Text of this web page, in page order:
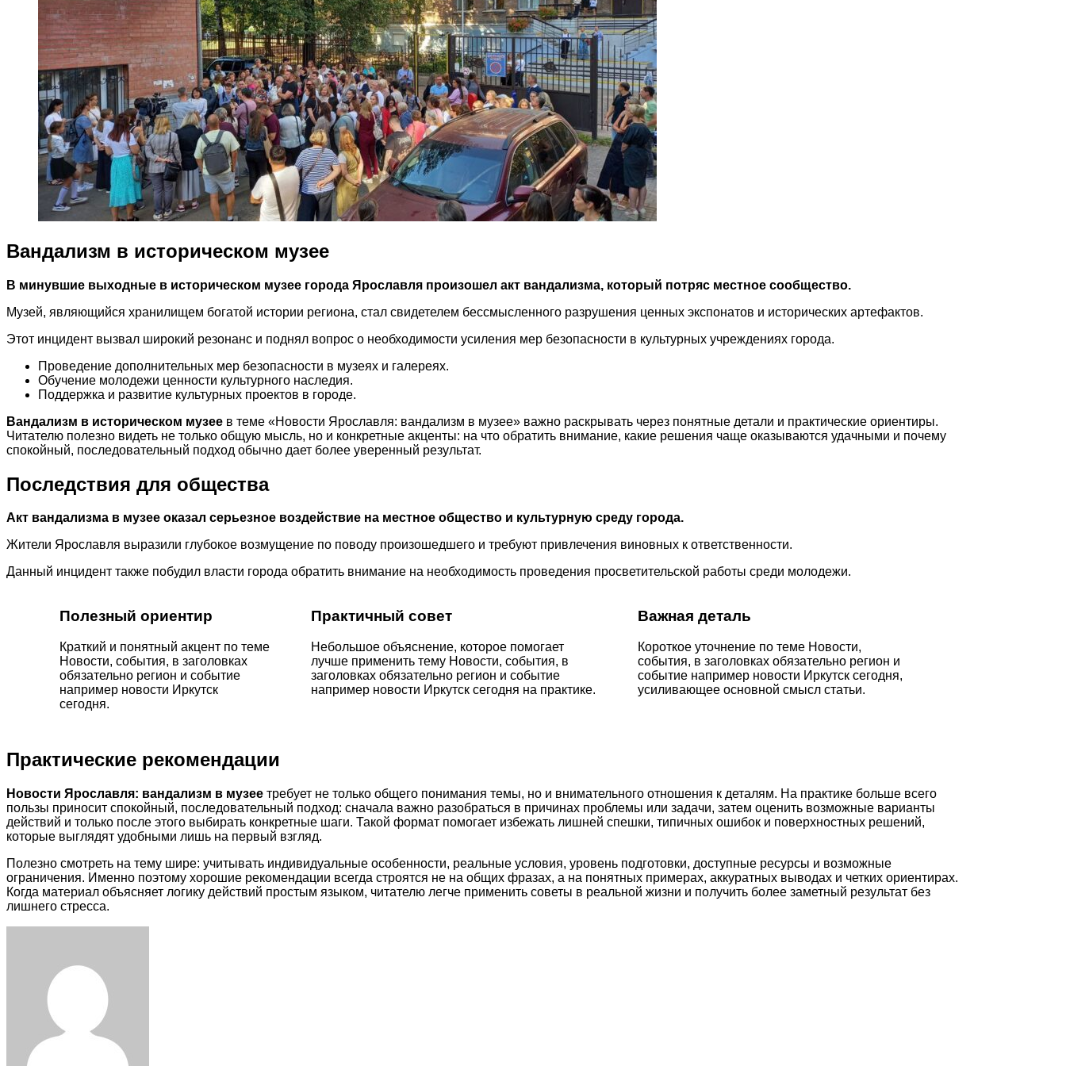
Вандализм в историческом музее
В минувшие выходные в историческом музее города Ярославля произошел акт вандализма, который потряс местное сообщество.
Музей, являющийся хранилищем богатой истории региона, стал свидетелем бессмысленного разрушения ценных экспонатов и исторических артефактов.
Этот инцидент вызвал широкий резонанс и поднял вопрос о необходимости усиления мер безопасности в культурных учреждениях города.
Проведение дополнительных мер безопасности в музеях и галереях.
Обучение молодежи ценности культурного наследия.
Поддержка и развитие культурных проектов в городе.
Вандализм в историческом музее в теме «Новости Ярославля: вандализм в музее» важно раскрывать через понятные детали и практические ориентиры.
Читателю полезно видеть не только общую мысль, но и конкретные акценты: на что обратить внимание, какие решения чаще оказываются удачными и почему
спокойный, последовательный подход обычно дает более уверенный результат.
Последствия для общества
Акт вандализма в музее оказал серьезное воздействие на местное общество и культурную среду города.
Жители Ярославля выразили глубокое возмущение по поводу произошедшего и требуют привлечения виновных к ответственности.
Данный инцидент также побудил власти города обратить внимание на необходимость проведения просветительской работы среди молодежи.
Полезный ориентир
Краткий и понятный акцент по теме
Новости, события, в заголовках
обязательно регион и событие
например новости Иркутск
сегодня.
Практичный совет
Небольшое объяснение, которое помогает
лучше применить тему Новости, события, в
заголовках обязательно регион и событие
например новости Иркутск сегодня на практике.
Важная деталь
Короткое уточнение по теме Новости,
события, в заголовках обязательно регион и
событие например новости Иркутск сегодня,
усиливающее основной смысл статьи.
Практические рекомендации
Новости Ярославля: вандализм в музее требует не только общего понимания темы, но и внимательного отношения к деталям. На практике больше всего
пользы приносит спокойный, последовательный подход: сначала важно разобраться в причинах проблемы или задачи, затем оценить возможные варианты
действий и только после этого выбирать конкретные шаги. Такой формат помогает избежать лишней спешки, типичных ошибок и поверхностных решений,
которые выглядят удобными лишь на первый взгляд.
Полезно смотреть на тему шире: учитывать индивидуальные особенности, реальные условия, уровень подготовки, доступные ресурсы и возможные
ограничения. Именно поэтому хорошие рекомендации всегда строятся не на общих фразах, а на понятных примерах, аккуратных выводах и четких ориентирах.
Когда материал объясняет логику действий простым языком, читателю легче применить советы в реальной жизни и получить более заметный результат без
лишнего стресса.